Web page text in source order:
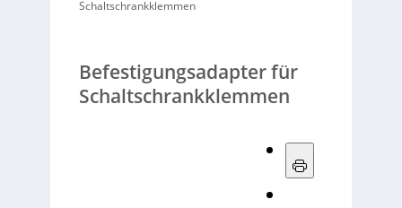
Schaltschrankklemmen
Befestigungsadapter für
Schaltschrankklemmen